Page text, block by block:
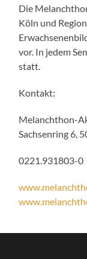
Die
Köln und
vor. In jedem
statt.
Kontakt:
Melanchthon-
Sachsenring 6,
0221.931803-0